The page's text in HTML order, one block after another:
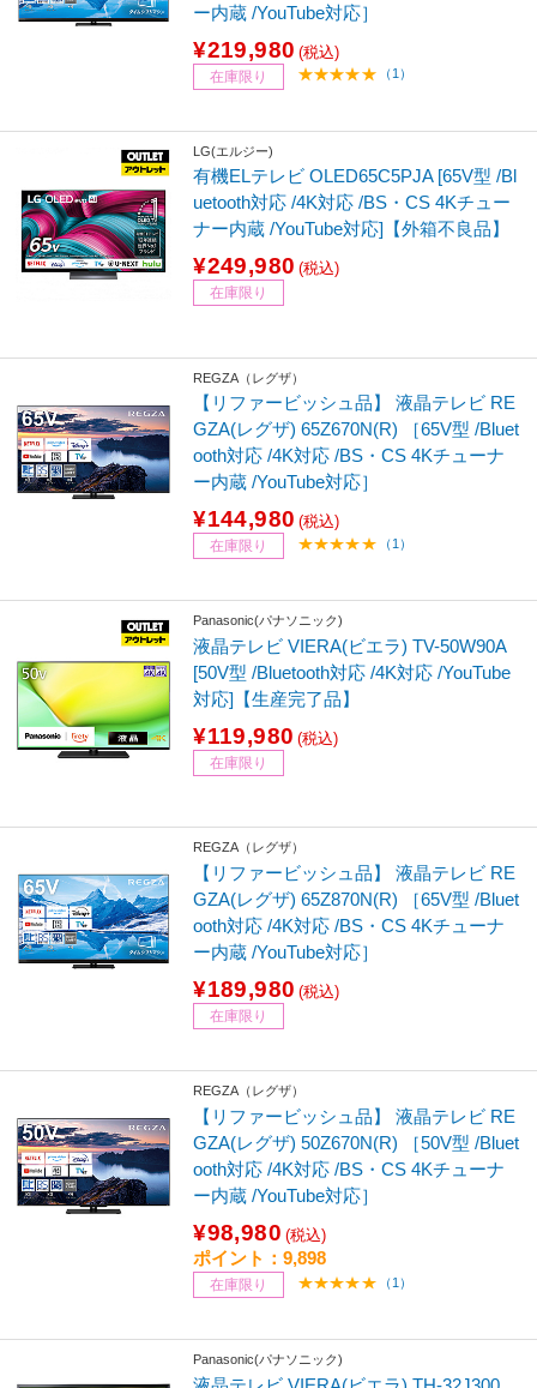
ー内蔵 /YouTube対応］
¥219,980 (税込)
在庫限り （1）
LG(エルジー)
有機ELテレビ OLED65C5PJA [65V型 /Bl
uetooth対応 /4K対応 /BS・CS 4Kチュー
ナー内蔵 /YouTube対応]【外箱不良品】
¥249,980 (税込)
在庫限り
REGZA（レグザ）
【リファービッシュ品】 液晶テレビ RE
GZA(レグザ) 65Z670N(R) ［65V型 /Bluet
ooth対応 /4K対応 /BS・CS 4Kチューナ
ー内蔵 /YouTube対応］
¥144,980 (税込)
在庫限り （1）
Panasonic(パナソニック)
液晶テレビ VIERA(ビエラ) TV-50W90A
[50V型 /Bluetooth対応 /4K対応 /YouTube
対応]【生産完了品】
¥119,980 (税込)
在庫限り
REGZA（レグザ）
【リファービッシュ品】 液晶テレビ RE
GZA(レグザ) 65Z870N(R) ［65V型 /Bluet
ooth対応 /4K対応 /BS・CS 4Kチューナ
ー内蔵 /YouTube対応］
¥189,980 (税込)
在庫限り
REGZA（レグザ）
【リファービッシュ品】 液晶テレビ RE
GZA(レグザ) 50Z670N(R) ［50V型 /Bluet
ooth対応 /4K対応 /BS・CS 4Kチューナ
ー内蔵 /YouTube対応］
¥98,980 (税込)
ポイント：9,898
在庫限り （1）
Panasonic(パナソニック)